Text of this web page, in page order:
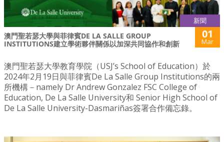
新聞
澳門聖若瑟大學與菲律賓DE LA SALLE GROUP
INSTITUTIONS建立學術夥伴關係以加深共同協作和創新
01
Mar
澳門聖若瑟大學教育學院（USJ’s School of Education）於
2024年2月19日與菲律賓De La Salle Group Institutions的兩
所機構－namely Dr Andrew Gonzalez FSC College of
Education, De La Salle University和 Senior High School of
De La Salle University-Dasmariñas簽署合作備忘錄。